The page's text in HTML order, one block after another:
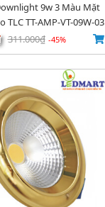
9w 3 Màu Mặt
TLC TT-AMP-VT-09W-03
311.000₫ -45%